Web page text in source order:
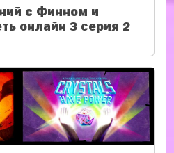
с Финном и
онлайн 3 серия 2